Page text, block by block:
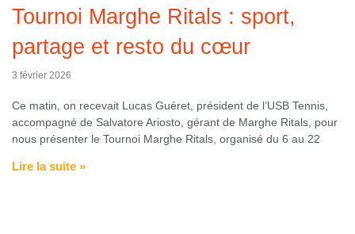
Tournoi Marghe Ritals : sport,
partage et resto du cœur
3 février 2026
Ce matin, on recevait Lucas Guéret, président de l’USB Tennis,
accompagné de Salvatore Ariosto, gérant de Marghe Ritals, pour
nous présenter le Tournoi Marghe Ritals, organisé du 6 au 22
Lire la suite »